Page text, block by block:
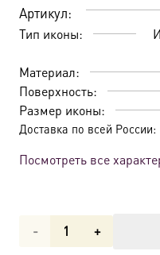
Артикул:
Тип иконы:
Материал:
Поверхность:
Размер иконы:
Доставка по всей России:
Посмотреть все
Количество